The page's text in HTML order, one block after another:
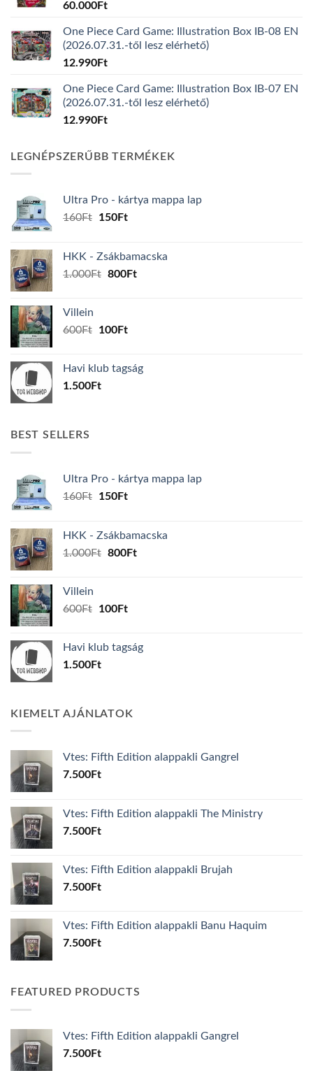
60.000Ft
One Piece Card Game: Illustration Box IB-08 EN
(2026.07.31.-től lesz elérhető)
12.990Ft
One Piece Card Game: Illustration Box IB-07 EN
(2026.07.31.-től lesz elérhető)
12.990Ft
LEGNÉPSZERŰBB TERMÉKEK
Ultra Pro - kártya mappa lap
160Ft
Original
160Ft.
150FtCurrent
150Ft.
HKK - Zsákbamacska
1.000Ft Original
800FtCurrent
Villein
600Ft
Original
600Ft.
100FtCurrent
100Ft.
Havi klub tagság
1.500Ft
BEST SELLERS
Ultra Pro - kártya mappa lap
160Ft
Original
160Ft.
150FtCurrent
150Ft.
HKK - Zsákbamacska
1.000Ft Original
800FtCurrent
Villein
600Ft
Original
600Ft.
100FtCurrent
100Ft.
Havi klub tagság
1.500Ft
KIEMELT AJÁNLATOK
Vtes: Fifth Edition alappakli Gangrel
7.500Ft
Vtes: Fifth Edition alappakli The Ministry
7.500Ft
Vtes: Fifth Edition alappakli Brujah
7.500Ft
Vtes: Fifth Edition alappakli Banu Haquim
7.500Ft
FEATURED PRODUCTS
Vtes: Fifth Edition alappakli Gangrel
7.500Ft